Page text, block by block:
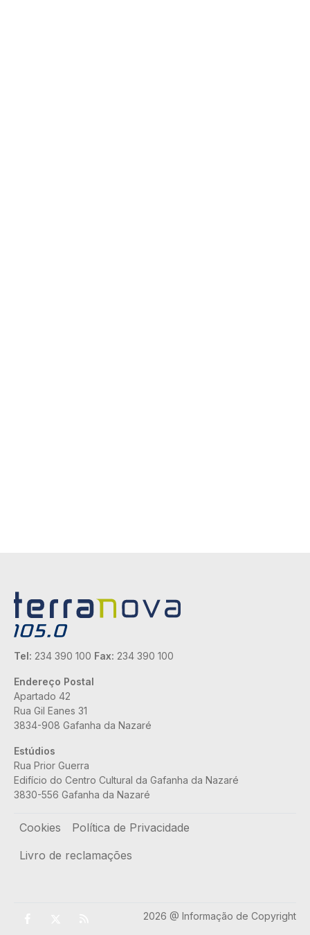
Tel: 234 390 100 Fax: 234 390 100
Endereço Postal
Apartado 42
Rua Gil Eanes 31
3834-908 Gafanha da Nazaré
Estúdios
Rua Prior Guerra
Edifício do Centro Cultural da Gafanha da Nazaré
3830-556 Gafanha da Nazaré
Rodapé
Cookies
Política de Privacidade
Livro de reclamações
2026 @ Informação de Copyright